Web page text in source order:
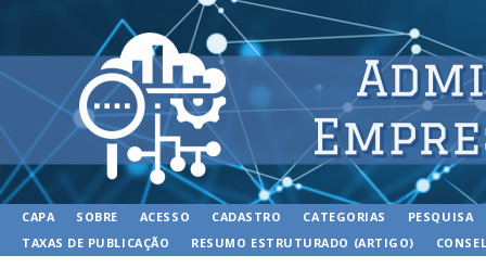
CAPA SOBRE ACESSO CADASTRO CATEGORIAS
PESQUISA
TAXAS DE PUBLICAÇÃO
RESUMO ESTRUTURADO (ARTIGO)